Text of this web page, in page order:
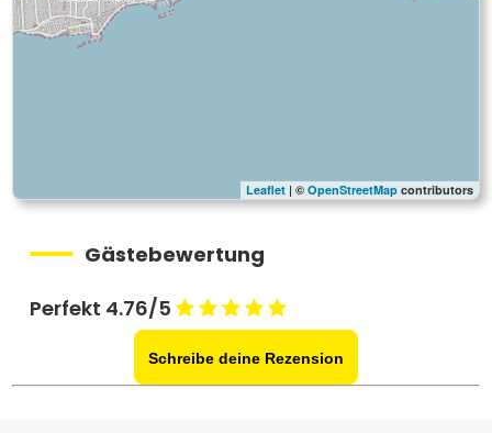
Leaflet | ©OpenStreetMap contributors
Gästebewertung
Perfekt 4.76/5
Schreibe deine Rezension